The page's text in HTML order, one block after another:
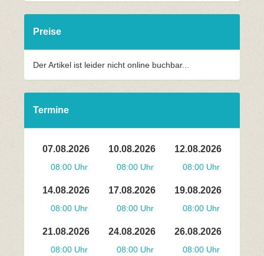
Preise
Der Artikel ist leider nicht online buchbar...
Termine
07.08.2026
08:00 Uhr
10.08.2026
08:00 Uhr
12.08.2026
08:00 Uhr
14.08.2026
08:00 Uhr
17.08.2026
08:00 Uhr
19.08.2026
08:00 Uhr
21.08.2026
08:00 Uhr
24.08.2026
08:00 Uhr
26.08.2026
08:00 Uhr